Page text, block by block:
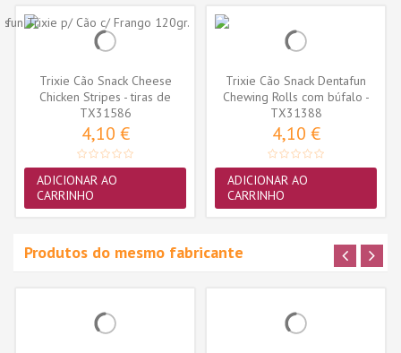
Trixie Cão Snack Cheese
Chicken Stripes - tiras de
frango...
TX31586
4,10 €
ADICIONAR AO
CARRINHO
Trixie Cão Snack Dentafun
Chewing Rolls com búfalo -
5...
TX31388
4,10 €
ADICIONAR AO
CARRINHO
Produtos do mesmo fabricante